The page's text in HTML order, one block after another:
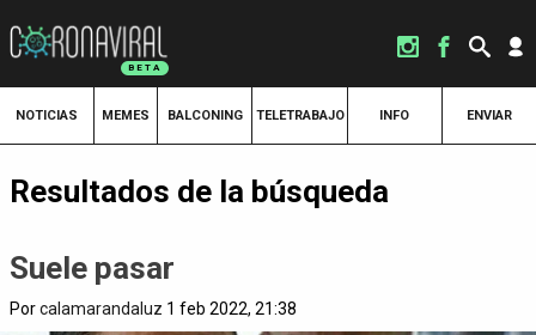
NOTICIAS MEMES BALCONING TELETRABAJO INFO ENVIAR
Resultados de la búsqueda
Suele pasar
Porcalamarandaluz 1 feb 2022, 21:38